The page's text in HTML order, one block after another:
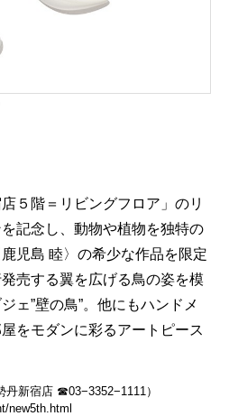
５階＝リビングフロア」のリ
記念し、動物や植物を独特の
児島 睦〉の希少な作品を限定
売する翼を広げる鳥の姿を模
ェ”壁の鳥”。他にもハンドメ
をモダンに彩るアートピース
丹新宿店 ☎03−3352−1111）
new5th.html